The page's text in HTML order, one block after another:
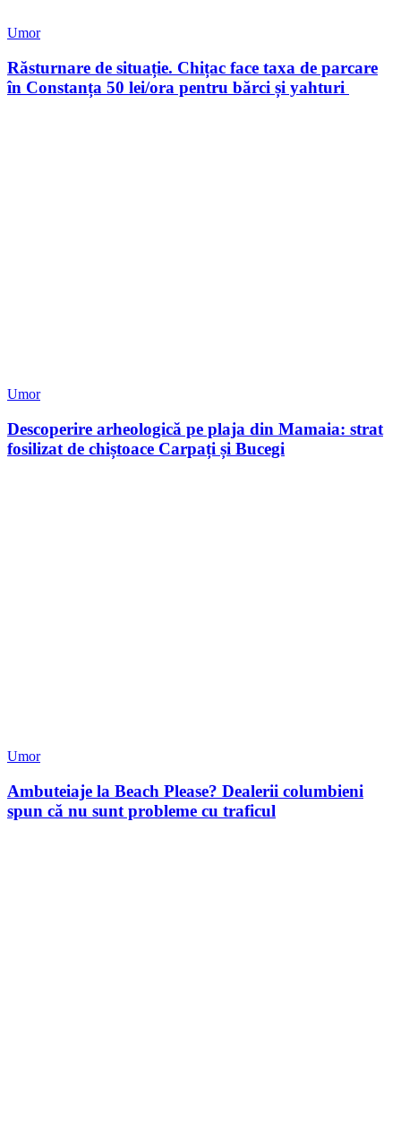
Umor
Răsturnare de situație. Chițac face taxa de parcare
în Constanța 50 lei/ora pentru bărci și yahturi
Umor
Descoperire arheologică pe plaja din Mamaia: strat
fosilizat de chiștoace Carpați și Bucegi
Umor
Ambuteiaje la Beach Please? Dealerii columbieni
spun că nu sunt probleme cu traficul